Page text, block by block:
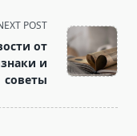
POST
от
и
советы